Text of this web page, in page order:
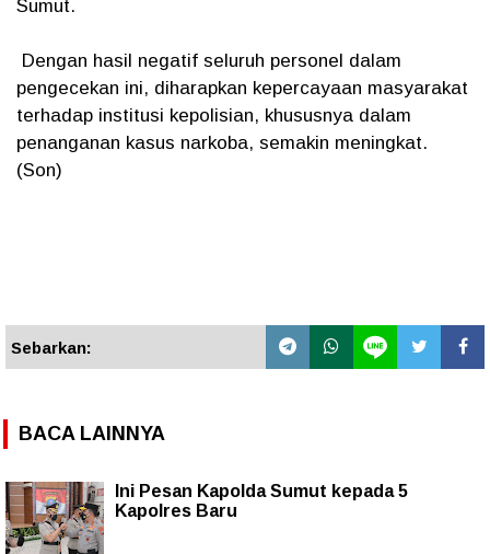
Sumut.
Dengan hasil negatif seluruh personel dalam
pengecekan ini, diharapkan kepercayaan masyarakat
terhadap institusi kepolisian, khususnya dalam
penanganan kasus narkoba, semakin meningkat.
(Son)
Sebarkan:
BACA LAINNYA
Ini Pesan Kapolda Sumut kepada 5
Kapolres Baru